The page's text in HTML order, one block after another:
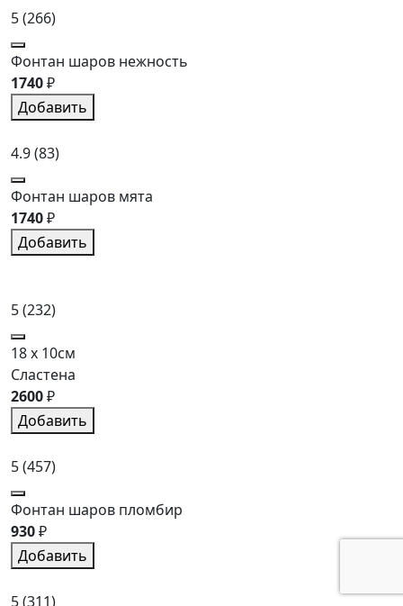
5(266)
Фонтан шаров нежность
1740₽
Добавить
4.9(83)
Фонтан шаров мята
1740₽
Добавить
5(232)
18 x 10см
Сластена
2600₽
Добавить
5(457)
Фонтан шаров пломбир
930₽
Добавить
5(311)